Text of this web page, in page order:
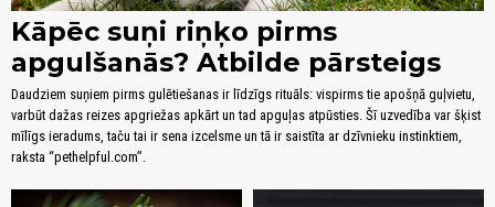
Kāpēc suņi riņķo pirms
apgulšanās? Atbilde pārsteigs
Daudziem suņiem pirms gulētiešanas ir līdzīgs rituāls: vispirms tie apošņā guļvietu,
varbūt dažas reizes apgriežas apkārt un tad apguļas atpūsties. Šī uzvedība var šķist
mīlīgs ieradums, taču tai ir sena izcelsme un tā ir saistīta ar dzīvnieku instinktiem,
raksta “pethelpful.com”.